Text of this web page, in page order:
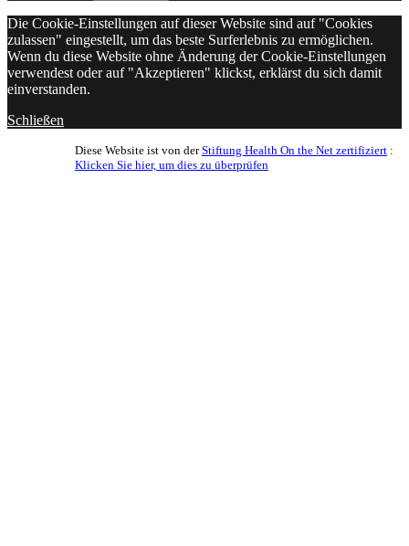
Die Cookie-Einstellungen auf dieser Website sind auf "Cookies
zulassen" eingestellt, um das beste Surferlebnis zu ermöglichen.
Wenn du diese Website ohne Änderung der Cookie-Einstellungen
verwendest oder auf "Akzeptieren" klickst, erklärst du sich damit
einverstanden.
Schließen
Diese Website ist von der Stiftung Health On the Net zertifiziert :
Klicken Sie hier, um dies zu überprüfen